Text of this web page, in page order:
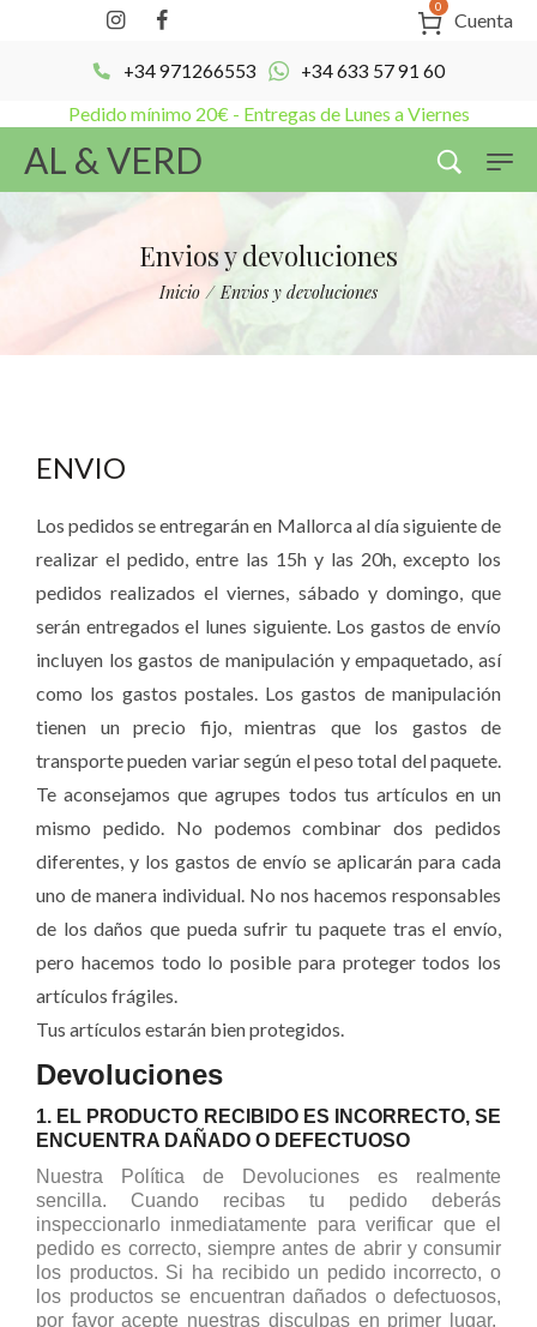
0
Cuenta
+34 971266553 +34 633 57 91 60
Pedido mínimo 20€ - Entregas de Lunes a Viernes
AL & VERD
Envios y devoluciones
Inicio / Envios y devoluciones
ENVIO
Los pedidos se entregarán en Mallorca al día siguiente de
realizar el pedido, entre las 15h y las 20h, excepto los
pedidos realizados el viernes, sábado y domingo, que
serán entregados el lunes siguiente. Los gastos de envío
incluyen los gastos de manipulación y empaquetado, así
como los gastos postales. Los gastos de manipulación
tienen un precio fijo, mientras que los gastos de
transporte pueden variar según el peso total del paquete.
Te aconsejamos que agrupes todos tus artículos en un
mismo pedido. No podemos combinar dos pedidos
diferentes, y los gastos de envío se aplicarán para cada
uno de manera individual. No nos hacemos responsables
de los daños que pueda sufrir tu paquete tras el envío,
pero hacemos todo lo posible para proteger todos los
artículos frágiles.
Tus artículos estarán bien protegidos.
Devoluciones
1. EL PRODUCTO RECIBIDO ES INCORRECTO, SE
ENCUENTRA DAÑADO O DEFECTUOSO
Nuestra Política de Devoluciones es realmente
sencilla. Cuando recibas tu pedido deberás
inspeccionarlo inmediatamente para verificar que el
pedido es correcto, siempre antes de abrir y consumir
los productos. Si ha recibido un pedido incorrecto, o
los productos se encuentran dañados o defectuosos,
por favor acepte nuestras disculpas en primer lugar.